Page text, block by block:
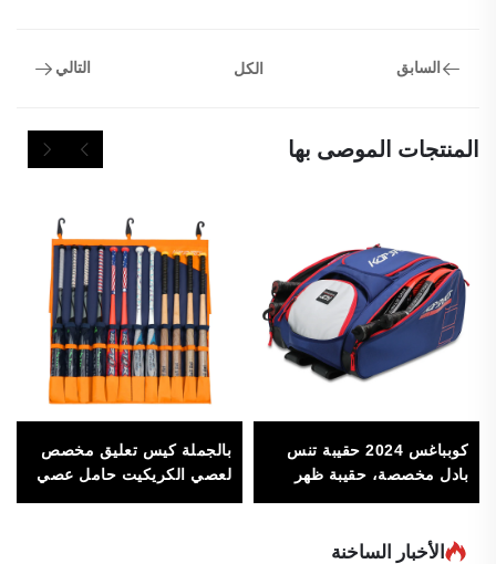
السابق الكل التالي
المنتجات الموصى بها
كوبباغس 2024 حقيبة تنس
بادل مخصصة، حقيبة ظهر
بالجملة كيس تعليق مخصص
لعصي الكريكيت حامل عصي
الأخبار الساخنة